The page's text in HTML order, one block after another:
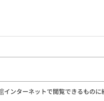
インターネットで閲覧できるものに